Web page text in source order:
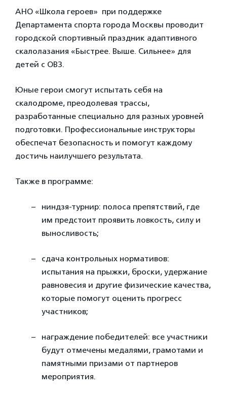
АНО «Школа героев» при поддержке
Департамента спорта города Москвы проводит
городской спортивный праздник адаптивного
скалолазания «Быстрее. Выше. Сильнее» для
детей с ОВЗ.
Юные герои смогут испытать себя на
скалодроме, преодолевая трассы,
разработанные специально для разных уровней
подготовки. Профессиональные инструкторы
обеспечат безопасность и помогут каждому
достичь наилучшего результата.
Также в программе:
ниндзя-турнир: полоса препятствий, где
им предстоит проявить ловкость, силу и
выносливость;
сдача контрольных нормативов:
испытания на прыжки, броски, удержание
равновесия и другие физические качества,
которые помогут оценить прогресс
участников;
награждение победителей: все участники
будут отмечены медалями, грамотами и
памятными призами от партнеров
мероприятия.